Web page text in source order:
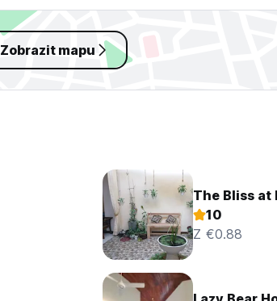
Zobrazit mapu
The Bliss at
10
Z €0.88